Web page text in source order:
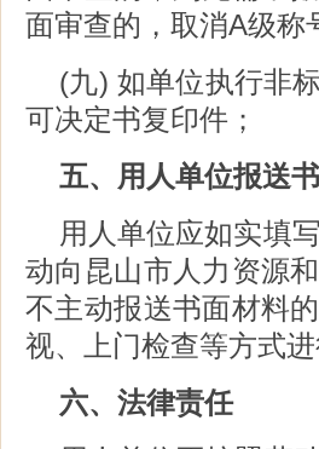
面审查的，取消A级称
(九) 如单位执行非
可决定书复印件；
五、用人单位报送
用人单位应如实填
动向昆山市人力资源
不主动报送书面材料
视、上门检查等方式
六、法律责任